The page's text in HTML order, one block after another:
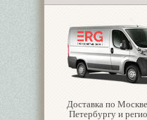
Доставка по
Петербургу и